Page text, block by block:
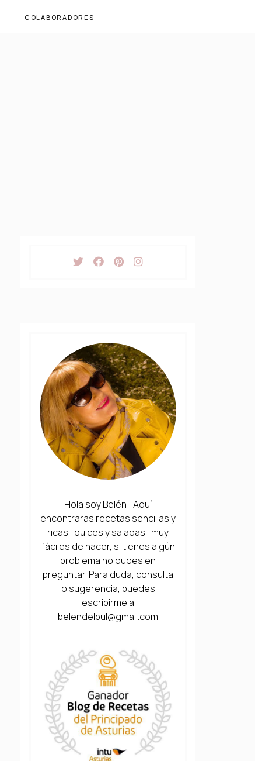
COLABORADORES
Hola soy Belén ! Aquí
encontraras recetas sencillas y
ricas , dulces y saladas , muy
fáciles de hacer, si tienes algún
problema no dudes en
preguntar. Para duda, consulta
o sugerencia, puedes
escribirme a
belendelpul@gmail.com